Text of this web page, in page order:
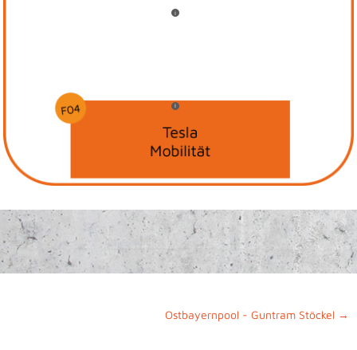
i
i
Ostbayernpool - Guntram Stöckel →